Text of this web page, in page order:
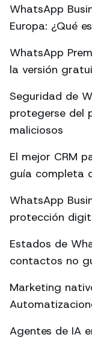
WhatsApp
Europa: ¿Qué
WhatsApp
la versión
Seguridad de
protegerse del
maliciosos
El mejor CRM
guía completa
WhatsApp
protección
Estados de
contactos no
Marketing
Agentes de IA